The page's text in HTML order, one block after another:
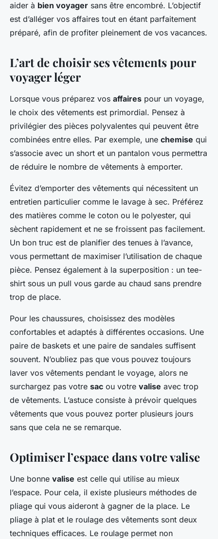
aider à bien voyager sans être encombré. L’objectif
est d’alléger vos affaires tout en étant parfaitement
préparé, afin de profiter pleinement de vos vacances.
L’art de choisir ses vêtements pour
voyager léger
Lorsque vous préparez vos affaires pour un voyage,
le choix des vêtements est primordial. Pensez à
privilégier des pièces polyvalentes qui peuvent être
combinées entre elles. Par exemple, une chemise qui
s’associe avec un short et un pantalon vous permettra
de réduire le nombre de vêtements à emporter.
Évitez d’emporter des vêtements qui nécessitent un
entretien particulier comme le lavage à sec. Préférez
des matières comme le coton ou le polyester, qui
sèchent rapidement et ne se froissent pas facilement.
Un bon truc est de planifier des tenues à l’avance,
vous permettant de maximiser l’utilisation de chaque
pièce. Pensez également à la superposition : un tee-
shirt sous un pull vous garde au chaud sans prendre
trop de place.
Pour les chaussures, choisissez des modèles
confortables et adaptés à différentes occasions. Une
paire de baskets et une paire de sandales suffisent
souvent. N’oubliez pas que vous pouvez toujours
laver vos vêtements pendant le voyage, alors ne
surchargez pas votre sac ou votre valise avec trop
de vêtements. L’astuce consiste à prévoir quelques
vêtements que vous pouvez porter plusieurs jours
sans que cela ne se remarque.
Optimiser l’espace dans votre valise
Une bonne valise est celle qui utilise au mieux
l’espace. Pour cela, il existe plusieurs méthodes de
pliage qui vous aideront à gagner de la place. Le
pliage à plat et le roulage des vêtements sont deux
techniques efficaces. Le roulage permet non